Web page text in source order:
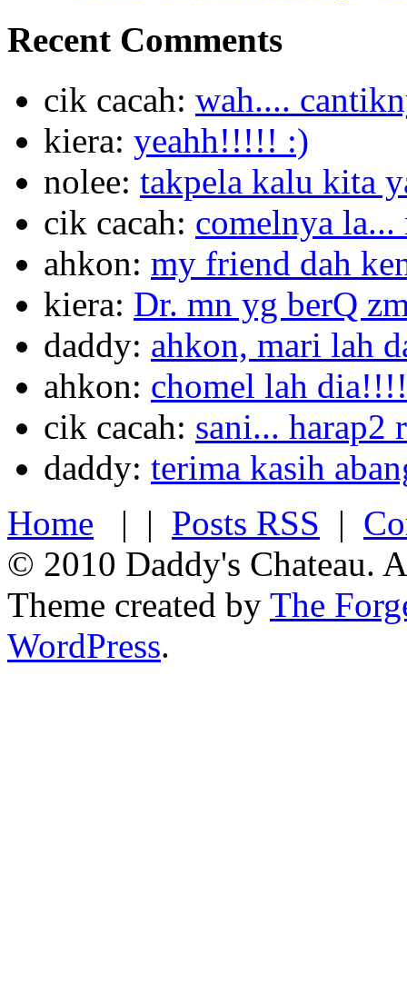
Recent Comments
cik cacah: wah....
kiera: yeahh!!!!! :)
nolee: takpela kalu kita
cik cacah: comelnya
ahkon: my friend dah
kiera: Dr. mn yg berQ
daddy: ahkon, mari lah
ahkon: chomel lah
cik cacah: sani... harap2
daddy: terima kasih
Home | | Posts RSS |
© 2010 Daddy's Chateau.
Theme created by The
WordPress.